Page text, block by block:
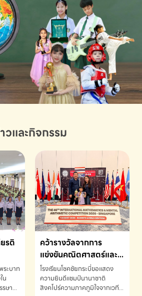
วและกิจกรรม
รติ
ระบาท
น
รษา
คว้ารางวัลจากการ
แข่งขันคณิตศาสตร์และ
คณิตคิดเร็วนานาชาติ
ครั้งที่ 46 ประจำปี 2569
ณ ประเทศสิงคโปร์
โรงเรียนโชคชัยกระบี่ขอแสดง
ความยินดีแชมป์นานาชาติ
สิงคโปร์ความภาคภูมิใจจากเวที